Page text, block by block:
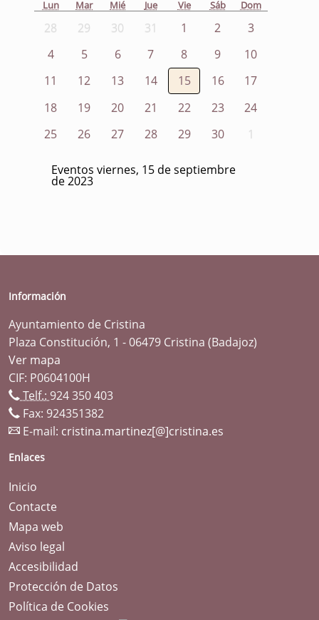
Lun Mar Mié Jue Vie Sáb Dom
28 29 30 31 1 2
3
4
5 6 7 8 9
10
11
12 13 14 15 16
17
18
19 20 21 22 23
24
25
26 27 28 29 30 1
Eventos viernes, 15 de septiembre
de 2023
Información
Ayuntamiento de Cristina
Plaza Constitución, 1 - 06479 Cristina (Badajoz)
Ver mapa
CIF: P0604100H
Telf.: 924 350 403
Fax: 924351382
E-mail: cristina.martinez[@]cristina.es
Enlaces
Inicio
Contacte
Mapa web
Aviso legal
Accesibilidad
Protección de Datos
Política de Cookies